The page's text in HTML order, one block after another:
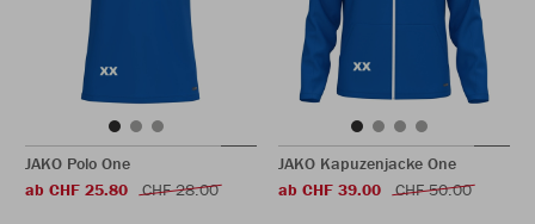
JAKO Polo One
ab CHF 25.80
CHF 28.00
JAKO Kapuzenjacke One
ab CHF 39.00
CHF 50.00